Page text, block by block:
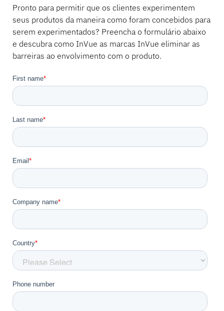
Pronto para permitir que os clientes experimentem
seus produtos da maneira como foram concebidos para
serem experimentados? Preencha o formulário abaixo
e descubra como InVue as marcas InVue eliminar as
barreiras ao envolvimento com o produto.